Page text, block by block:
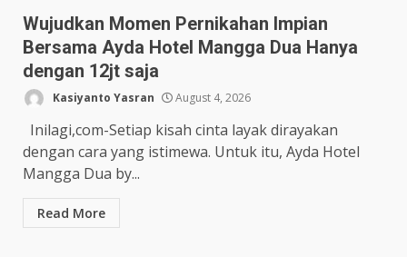
Wujudkan Momen Pernikahan Impian
Bersama Ayda Hotel Mangga Dua Hanya
dengan 12jt saja
Kasiyanto Yasran August 4, 2026
Inilagi,com-Setiap kisah cinta layak dirayakan
dengan cara yang istimewa. Untuk itu, Ayda Hotel
Mangga Dua by...
Read More